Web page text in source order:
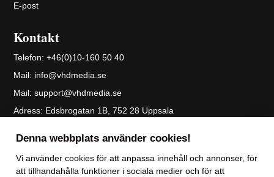
E-post
Kontakt
Telefon:+46(0)10-160 50 40
Mail: info@vhdmedia.se
Mail:support@vhdmedia.se
Adress: Edsbrogatan 1B, 752 28 Uppsala
Personuppgiftspolicy
Denna webbplats använder cookies!
Vi använder cookiesför att anpassa innehåll och annonser, för
att tillhandahålla funktioner i sociala medier och för att